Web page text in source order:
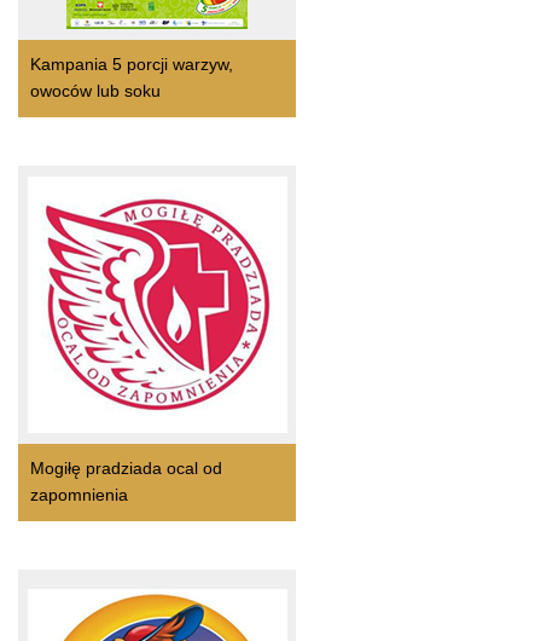
Kampania 5 porcji warzyw,
owoców lub soku
Mogiłę pradziada ocal od
zapomnienia